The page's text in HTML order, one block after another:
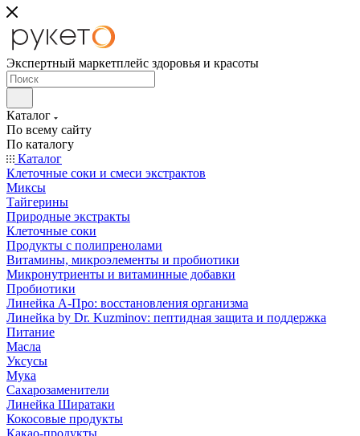
Экспертный маркетплейс здоровья и красоты
Каталог
По всему сайту
По каталогу
Каталог
Клеточные соки и смеси экстрактов
Миксы
Тайгерины
Природные экстракты
Клеточные соки
Продукты с полипренолами
Витамины, микроэлементы и пробиотики
Микронутриенты и витаминные добавки
Пробиотики
Линейка А-Про: восстановления организма
Линейка by Dr. Kuzminov: пептидная защита и поддержка
Питание
Масла
Уксусы
Мука
Сахарозаменители
Линейка Ширатаки
Кокосовые продукты
Какао-продукты